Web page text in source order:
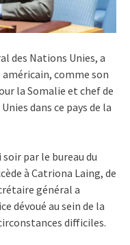
des Nations Unies, a
comme son
la Somalie et chef de
dans ce pays de la
par le bureau du
à Catriona Laing, de
général a
dévoué au sein de la
difficiles.